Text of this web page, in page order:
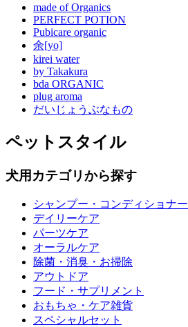
made of Organics
PERFECT POTION
Pubicare organic
余[yo]
kirei water
by Takakura
bda ORGANIC
plug aroma
だいじょうぶなもの
ペットスタイル
犬用カテゴリから探す
シャンプー・コンディショナー
デイリーケア
パーツケア
オーラルケア
除菌・消臭・お掃除
アウトドア
フード・サプリメント
おもちゃ・ケア雑貨
スペシャルセット